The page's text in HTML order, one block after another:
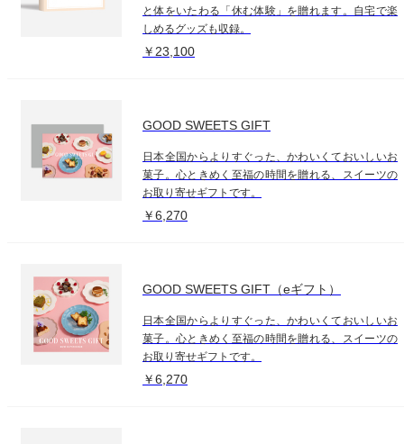
と体をいたわる「休む体験」を贈れます。自宅で楽
しめるグッズも収録。
￥23,100
GOOD SWEETS GIFT
日本全国からよりすぐった、かわいくておいしいお
菓子。心ときめく至福の時間を贈れる、スイーツの
お取り寄せギフトです。
￥6,270
GOOD SWEETS GIFT（eギフト）
日本全国からよりすぐった、かわいくておいしいお
菓子。心ときめく至福の時間を贈れる、スイーツの
お取り寄せギフトです。
￥6,270